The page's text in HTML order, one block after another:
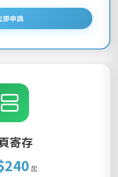
即申請
寄存
起